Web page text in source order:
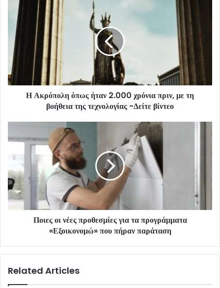
Η Ακρόπολη όπως ήταν 2.000 χρόνια πριν, με τη
βοήθεια της τεχνολογίας -Δείτε βίντεο
Ποιες οι νέες προθεσμίες για τα προγράμματα
«Εξοικονομώ» που πήραν παράταση
Related Articles